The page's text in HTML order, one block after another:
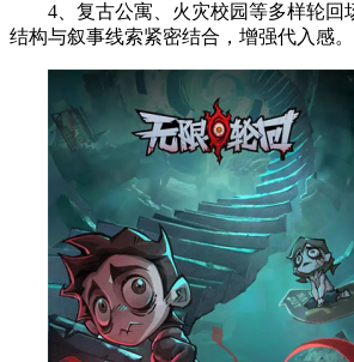
4、复古公寓、火灾校园等多样轮回
结构与叙事线索紧密结合，增强代入感。